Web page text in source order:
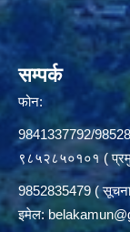
सम्पर्क
फोन:
9841337792/
९८५२८५०१०१ (
9852835479 ( सूचना
इमेल: